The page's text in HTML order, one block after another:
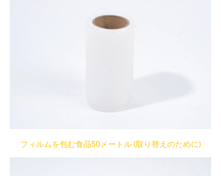
フィルムを包む食品50メートル (取り替えのために)